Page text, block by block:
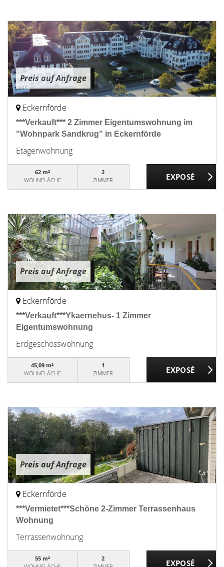
Preis auf Anfrage
Eckernförde
***Verkauft*** 2 Zimmer Eigentumswohnung im
"Wohnpark Sandkrug" in Eckernförde
Etagenwohnung
62 m²
WOHNFLÄCHE
2
ZIMMER
Preis auf Anfrage
Eckernförde
***Verkauft***Ykaernehus- 1 Zimmer
Eigentumswohnung
Erdgeschosswohnung
45,09 m²
WOHNFLÄCHE
1
ZIMMER
Preis auf Anfrage
Eckernförde
***Vermietet***Schöne 2-Zimmer Terrassenhaus
Wohnung
Terrassenwohnung
55 m²
2